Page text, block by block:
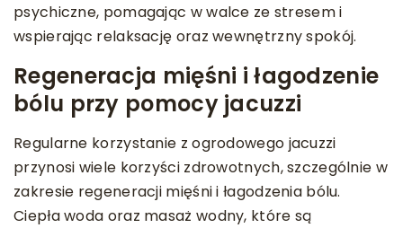
psychiczne, pomagając w walce ze stresem i
wspierając relaksację oraz wewnętrzny spokój.
Regeneracja mięśni i łagodzenie
bólu przy pomocy jacuzzi
Regularne korzystanie z ogrodowego jacuzzi
przynosi wiele korzyści zdrowotnych, szczególnie w
zakresie regeneracji mięśni i łagodzenia bólu.
Ciepła woda oraz masaż wodny, które są